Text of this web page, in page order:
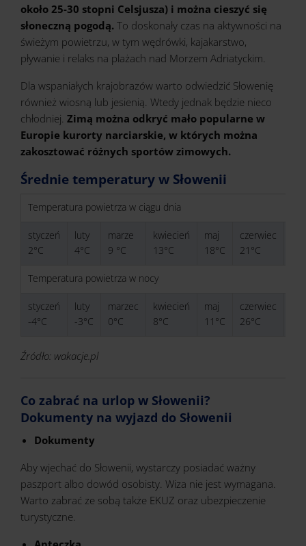
około 25-30 stopni Celsjusza) i można cieszyć się
słoneczną pogodą. To doskonały czas na aktywności na
świeżym powietrzu, w tym wędrówki, kajakarstwo,
pływanie i relaks na plażach nad Morzem Adriatyckim.
Dla wspaniałych krajobrazów warto odwiedzić Słowenię
również wiosną lub jesienią. Wtedy jednak będzie nieco
chłodniej. Zimą można odkryć mało popularne w
Europie kurorty narciarskie, w których można
zakosztować różnych sportów zimowych.
Średnie temperatury w Słowenii
Temperatura powietrza w ciągu dnia
styczeń
2°C
luty
4°C
marze
9 °C
kwiecień
13°C
maj
18°C
czerwiec
21°C
Temperatura powietrza w nocy
styczeń
-4°C
luty
-3°C
marzec
0°C
kwiecień
8°C
maj
11°C
czerwiec
26°C
Źródło: wakacje.pl
Co zabrać na urlop w Słowenii?
Dokumenty na wyjazd do Słowenii
Dokumenty
Aby wjechać do Słowenii, wystarczy posiadać ważny
paszport albo dowód osobisty. Wiza nie jest wymagana.
Warto zabrać ze sobą także EKUZ oraz ubezpieczenie
turystyczne.